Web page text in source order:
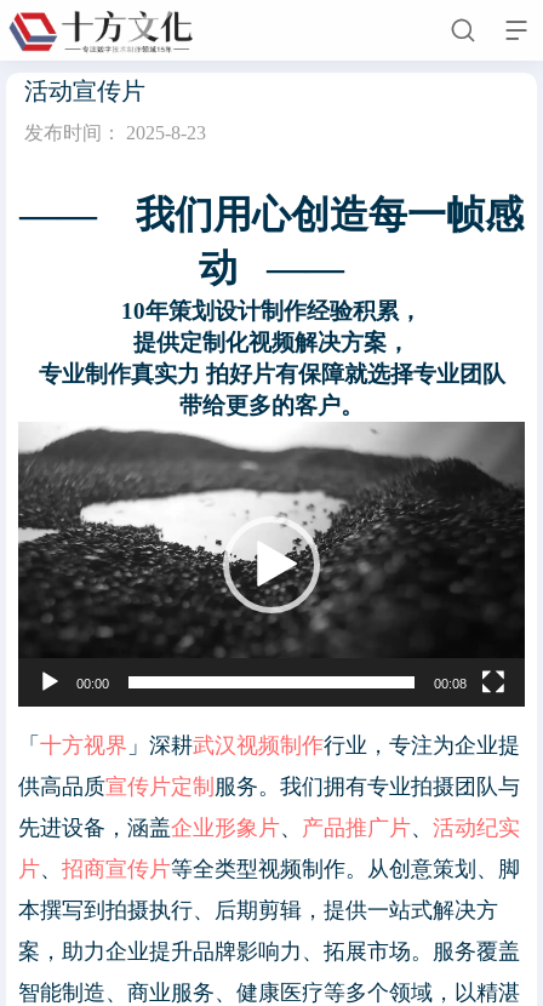


关于我们
企业文化
客户案例
业务领域
联系我们
活动宣传片
发布时间： 2025-8-23
—— 我们用心创造每一帧感
动 ——
10年策划设计制作经验积累，
提供定制化视频解决方案，
专业制作真实力 拍好片有保障就选择专业团队
带给更多的客户。
频
播
放
器
00:00 00:08
「 十方视界 」深耕武汉视频制作行业，专注为企业提
供高品质宣传片定制 服务。我们拥有专业拍摄团队与
先进设备，涵盖企业形象片、 产品推广片、 活动纪实
片、 招商宣传片等全类型视频制作。从创意策划、脚
本撰写到拍摄执行、后期剪辑，提供一站式解决方
案，助力企业提升品牌影响力、拓展市场。服务覆盖
智能制造、商业服务、健康医疗等多个领域，以精湛